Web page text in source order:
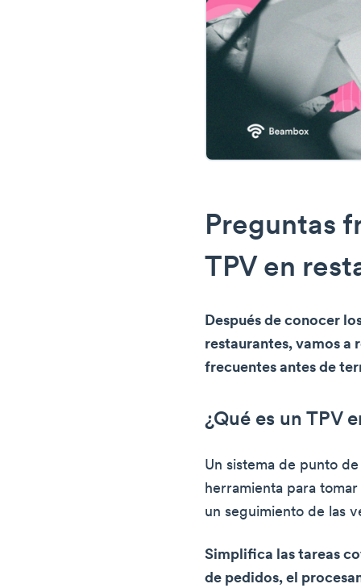
Preguntas
TPV en
Después de conocer
restaurantes, vamos a
frecuentes antes de
¿Qué es un TPV
Un sistema de punto
herramienta para
un seguimiento de las
Simplifica las tareas
de pedidos, el